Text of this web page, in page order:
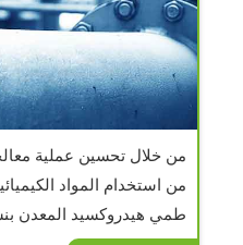
من خلال تحسين عملية
طمي هيدروكسيد المعدن بنسبة 16 في